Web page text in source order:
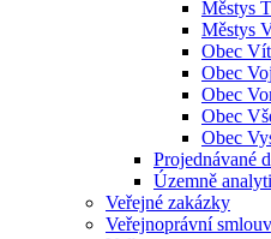
Městys
Městys
Obec
Obec
Obec
Obec
Obec
Projednávané
Územně
Veřejné zakázky
Veřejnoprávní